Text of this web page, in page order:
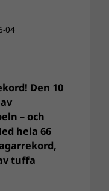
04
Den 10
– och
hela 66
tuffa